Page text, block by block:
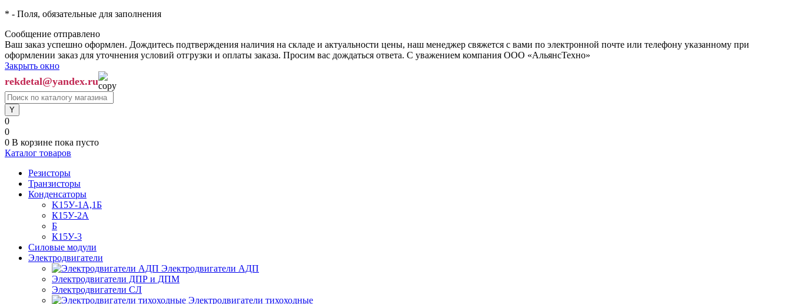
* - Поля, обязательные для заполнения
Сообщение отправлено
Ваш заказ успешно оформлен. Дождитесь подтверждения наличия на складе и актуальности цены, наш менеджер свяжется с вами по электронной почте или телефону указанному при
оформлении заказ для уточнения условий отгрузки и оплаты заказа. Просим вас дождаться ответа. С уважением компания ООО «АльянсТехно»
Закрыть окно
rekdetal@yandex.ru
0
0
0 В корзине пока пусто
Каталог товаров
Резисторы
Транзисторы
Конденсаторы
K15У-1А,1Б
К15У-2А
Б
К15У-3
Силовые модули
Электродвигатели
Электродвигатели АДП
Электродвигатели ДПР и ДПМ
Электродвигатели СЛ
Электродвигатели тихоходные